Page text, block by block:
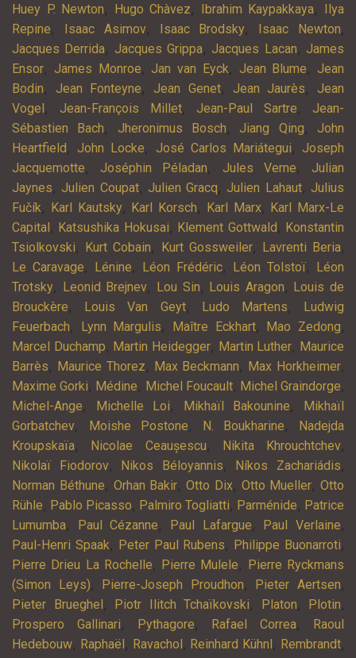
Huey P. Newton, Hugo Chàvez, Ibrahim Kaypakkaya,
Ilya
Repine, Isaac Asimov, Isaac Brodsky, Isaac Newton,
Jacques Derrida, Jacques Grippa, Jacques Lacan, James
Ensor, James Monroe, Jan van Eyck, Jean Blume, Jean
Bodin, Jean Fonteyne, Jean Genet, Jean Jaurès, Jean
Vogel , Jean-François Millet, Jean-Paul Sartre, Jean-
Sébastien Bach, Jheronimus Bosch, Jiang Qing, John
Heartfield , John Locke, José Carlos Mariátegui, Joseph
Jacquemotte, Joséphin Péladan, Jules Verne, Julian
Jaynes, Julien Coupat, Julien Gracq, Julien Lahaut, Julius
Fučík, Karl Kautsky, Karl Korsch, Karl Marx, Karl Marx-Le
Capital , Katsushika Hokusai, Klement Gottwald , Konstantin
Tsiolkovski, Kurt Cobain, Kurt Gossweiler, Lavrenti Beria,
Le Caravage, Lénine, Léon Frédéric, Léon Tolstoï,
Léon
Trotsky, Leonid Brejnev, Lou Sin, Louis Aragon, Louis de
Brouckère, Louis Van Geyt, Ludo Martens,
Ludwig
Feuerbach, Lynn Margulis, Maître Eckhart, Mao Zedong,
Marcel Duchamp, Martin Heidegger, Martin Luther, Maurice
Barrès, Maurice Thorez, Max Beckmann, Max Horkheimer,
Maxime Gorki, Médine, Michel Foucault, Michel Graindorge,
Michel-Ange, Michelle Loi, Mikhaïl Bakounine,
Mikhaïl
Gorbatchev, Moishe Postone, N. Boukharine,
Nadejda
Kroupskaïa, Nicolae Ceaușescu, Nikita Khrouchtchev,
Nikolaï Fiodorov, Nikos Béloyannis, Níkos Zachariádis,
Norman Béthune, Orhan Bakir, Otto Dix, Otto Mueller, Otto
Rühle, Pablo Picasso, Palmiro Togliatti, Parménide, Patrice
Lumumba, Paul Cézanne, Paul Lafargue, Paul Verlaine,
Paul-Henri Spaak, Peter Paul Rubens, Philippe Buonarroti,
Pierre Drieu La Rochelle, Pierre Mulele,
Pierre Ryckmans
(Simon Leys), Pierre-Joseph Proudhon, Pieter Aertsen,
Pieter Brueghel , Piotr Ilitch Tchaïkovski, Platon, Plotin,
Prospero Gallinari, Pythagore, Rafael Correa,
Raoul
Hedebouw, Raphaël , Ravachol , Reinhard Kühnl , Rembrandt,